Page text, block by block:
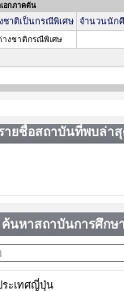
อกภาคต้น
ชาติเป็นกรณีพิเศษ จำนวนนัก
งชาติกรณีพิเศษ
ายชื่อสถาบันที่พบล่า
ค้นหาสถาบันการศึกษา
ะเทศญี่ปุ่น